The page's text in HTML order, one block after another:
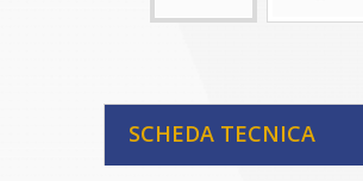
SCHEDA TECNICA